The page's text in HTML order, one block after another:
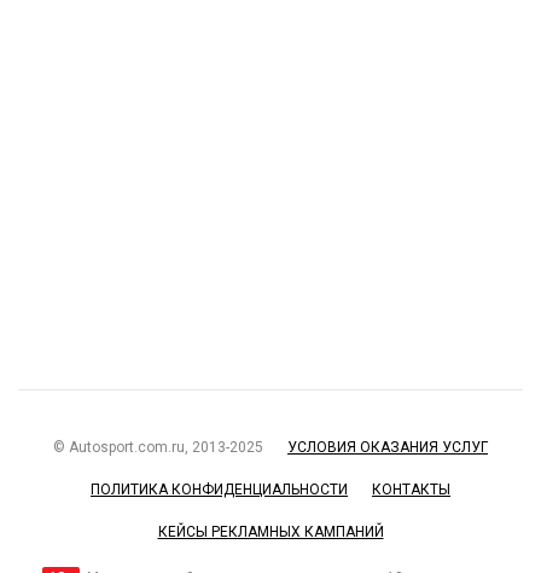
© Autosport.com.ru, 2013-2025 УСЛОВИЯ ОКАЗАНИЯ УСЛУГ
ПОЛИТИКА КОНФИДЕНЦИАЛЬНОСТИ КОНТАКТЫ
КЕЙСЫ РЕКЛАМНЫХ КАМПАНИЙ